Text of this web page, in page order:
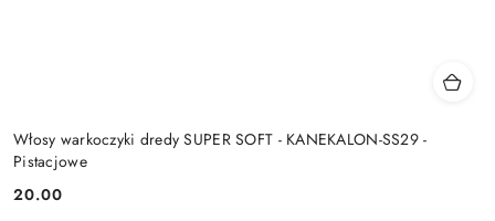
Włosy warkoczyki dredy SUPER SOFT - KANEKALON-SS29 -
Pistacjowe
Cena:
20.00